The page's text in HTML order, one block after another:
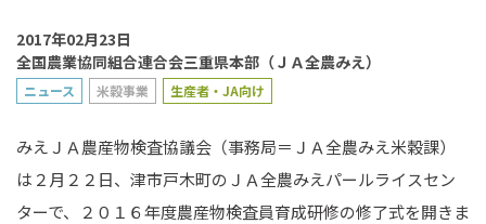
2017年02月23日
全国農業協同組合連合会三重県本部（ＪＡ全農みえ）
ニュース 米穀事業 生産者・JA向け
みえＪＡ農産物検査協議会（事務局＝ＪＡ全農みえ米穀課）
は２月２２日、津市戸木町のＪＡ全農みえパールライスセン
ターで、２０１６年度農産物検査員育成研修の修了式を開きま